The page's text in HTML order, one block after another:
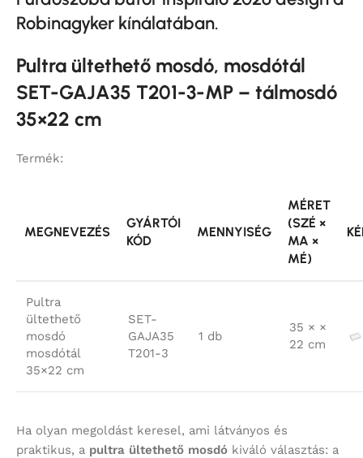
Robinagyker kínálatában.
Pultra ültethető mosdó, mosdótál
SET-GAJA35 T201-3-MP – tálmosdó
35×22 cm
Termék:
MEGNEVEZÉS
GYÁRTÓI
KÓD
MENNYISÉG
MÉRET
(SZÉ ×
MA ×
MÉ)
Pultra
ültethető
mosdó
mosdótál
35×22 cm
SET-
GAJA35
T201-3
1 db
35 × ×
22 cm
Ha olyan megoldást keresel, ami látványos és
praktikus, a pultra ültethető mosdó kiváló választás: a